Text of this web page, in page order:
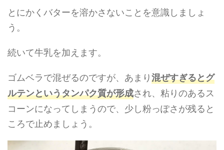
とにかくバターを溶かさないことを意識しましょ
う。
続いて牛乳を加えます。
ゴムベラで混ぜるのですが、あまり混ぜすぎるとグ
ルテンというタンパク質が形成され、粘りのあるス
コーンになってしまうので、少し粉っぽさが残ると
ころで止めましょう。